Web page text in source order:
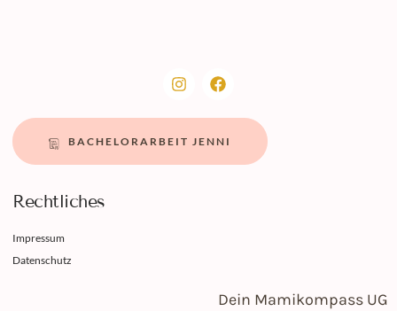
BACHELORARBEIT JENNI
Rechtliches
Impressum
Datenschutz
Dein Mamikompass UG